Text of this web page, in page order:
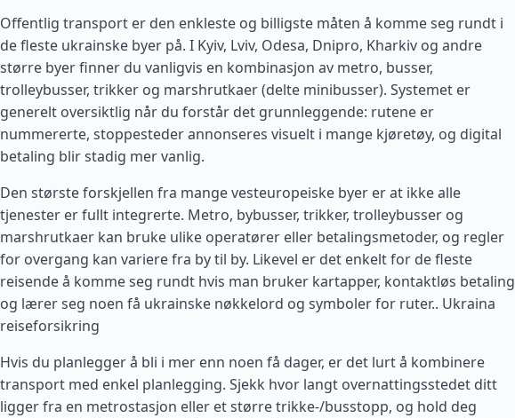
Offentlig transport er den enkleste og billigste måten å komme seg rundt i
de fleste ukrainske byer på. I Kyiv, Lviv, Odesa, Dnipro, Kharkiv og andre
større byer finner du vanligvis en kombinasjon av metro, busser,
trolleybusser, trikker og marshrutkaer (delte minibusser). Systemet er
generelt oversiktlig når du forstår det grunnleggende: rutene er
nummererte, stoppesteder annonseres visuelt i mange kjøretøy, og digital
betaling blir stadig mer vanlig.
Den største forskjellen fra mange vesteuropeiske byer er at ikke alle
tjenester er fullt integrerte. Metro, bybusser, trikker, trolleybusser og
marshrutkaer kan bruke ulike operatører eller betalingsmetoder, og regler
for overgang kan variere fra by til by. Likevel er det enkelt for de fleste
reisende å komme seg rundt hvis man bruker kartapper, kontaktløs betaling
og lærer seg noen få ukrainske nøkkelord og symboler for ruter.. Ukraina
reiseforsikring
Hvis du planlegger å bli i mer enn noen få dager, er det lurt å kombinere
transport med enkel planlegging. Sjekk hvor langt overnattingsstedet ditt
ligger fra en metrostasjon eller et større trikke-/busstopp, og hold deg